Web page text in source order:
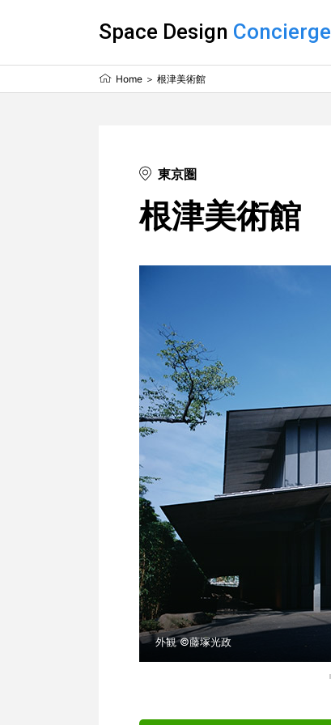
Space Design Concierge
Home 根津美術館
東京圏
根津美術館
外観 ©藤塚光政